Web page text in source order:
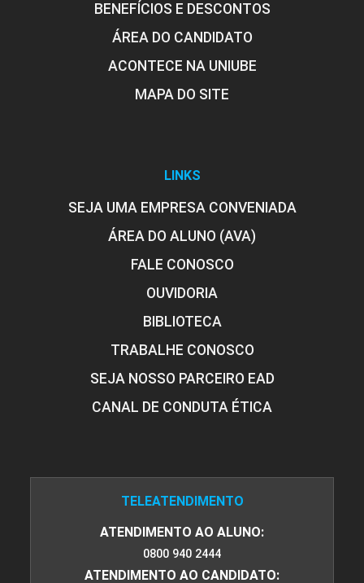
BENEFÍCIOS E DESCONTOS
ÁREA DO CANDIDATO
ACONTECE NA UNIUBE
MAPA DO SITE
LINKS
SEJA UMA EMPRESA CONVENIADA
ÁREA DO ALUNO (AVA)
FALE CONOSCO
OUVIDORIA
BIBLIOTECA
TRABALHE CONOSCO
SEJA NOSSO PARCEIRO EAD
CANAL DE CONDUTA ÉTICA
TELEATENDIMENTO
ATENDIMENTO AO ALUNO:
0800 940 2444
ATENDIMENTO AO CANDIDATO: